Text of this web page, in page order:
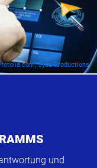
Syda Productions
und